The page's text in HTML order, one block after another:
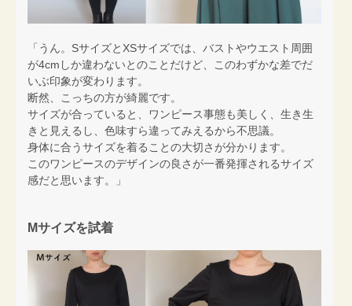
「うん。SサイズとXSサイズでは、バストやウエスト周囲
が4cmしか違わないとのことだけど、このわずかな差でだ
いぶ印象が変わります。
断然、こっちの方が綺麗です。
サイズが合っていると、ワンピース事態も美しく、生き生
きと見えるし、色味すら違ってみえるから不思議。
身体に合うサイズを着ることの大切さが分かります。
このワンピースのデザインの良さが一番発揮されるサイズ
感だと思います。」
Mサイズを試着